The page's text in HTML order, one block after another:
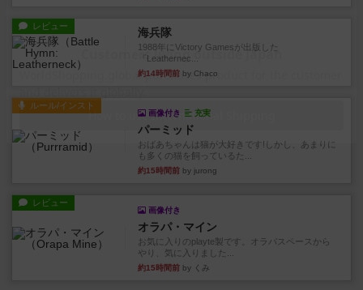
レビュー 海兵隊
1988年にVictory Gamesが出版した
『Leathernec...
約14時間前 by Chaco
ルール/インスト
画像付き 充実
パーミッド
おばあちゃんは猫が大好きです!しかし、あまりに
も多くの猫を飼っているた...
約15時間前 by jurong
レビュー
画像付き
オラパ・マイン
お気に入りのplayte製です。オラパスペースから
やり、気に入りました...
約15時間前 by くみ